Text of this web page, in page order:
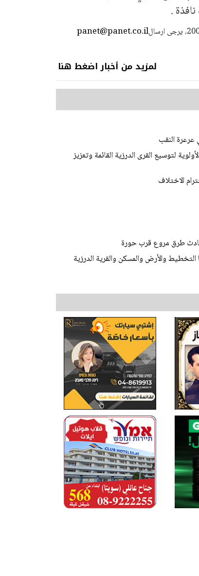
.
panet@panet.co.ilاستعمال المضامين بموجب بند 27 أ لقانون الحقوق الأدبية لسنة 2007، يرجى ارسال
لمزيد من أخبار اضغط هنا
النقب
لتوسيع القرى الدرزية القائمة وتعزيز
الاختلاف
والأرض والمسكن والقرية الدرزية